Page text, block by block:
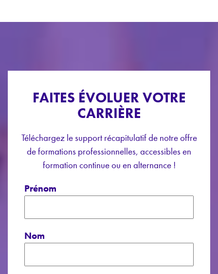
FAITES ÉVOLUER VOTRE
CARRIÈRE
Téléchargez le support récapitulatif de notre offre
de formations professionnelles, accessibles en
formation continue ou en alternance !
Prénom
Nom